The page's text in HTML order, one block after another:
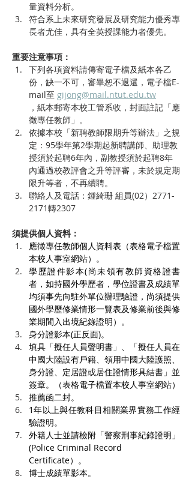
量資料分析。
符合系上未來研究發展及研究能力優秀專
長者尤佳，具有全英授課能力者優先。
重要注意事項：
下列各項資料請傳寄電子檔及紙本各乙
份，缺一不可，審畢恕不退還，電子檔E-
mail至 gijong@mail.ntut.edu.tw
，紙本郵寄本校工管系收，封面註記「應
徵專任教師」。
依據本校「新聘教師限期升等辦法」之規
定：95學年第2學期起新聘講師、助理教
授須於起聘6年內，副教授須於起聘8年
內通過校教評會之升等評審，未於規定期
限升等者，不再續聘。
聯絡人及電話：鍾綺珊 組員(02）2771-
2171轉2307
須提供個人資料：
應徵專任教師個人資料表（表格電子檔置
本校人事室網站）。
學歷證件影本(尚未領有教師資格證書
者，如持國外學歷者，學位證書及成績單
均須事先向駐外單位辦理驗證，尚須提供
國外學歷修業情形一覽表及修業前後與修
業期間入出境紀錄證明）。
身分證影本(正反面)。
填具「擬任人員聲明書」、「擬任人員在
中國大陸設有戶籍、領用中國大陸護照、
身分證、定居證或居住證情形具結書」並
簽章。（表格電子檔置本校人事室網站）
推薦函二封。
1年以上與任教科目相關業界實務工作經
驗證明。
外籍人士並請檢附「警察刑事紀錄證明」
(Police Criminal Record
Certificate）。
博士成績單影本。